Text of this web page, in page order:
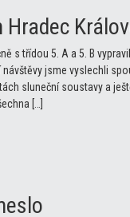
s třídou 5. A a 5. B
návštěvy jsme vyslechli
sluneční soustavy a
[…]